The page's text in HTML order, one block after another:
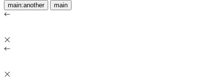
main:another main